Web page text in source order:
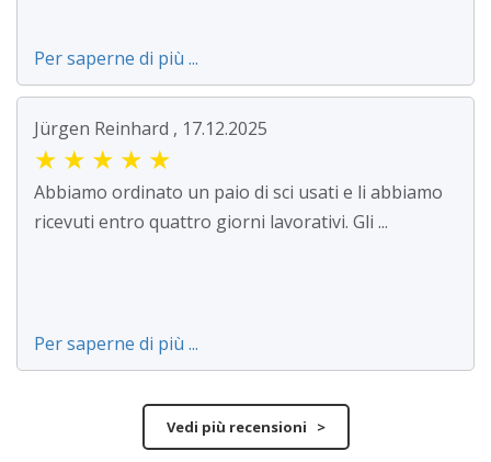
Per saperne di più ...
Jürgen Reinhard , 17.12.2025
★ ★ ★ ★ ★
Abbiamo ordinato un paio di sci usati e li abbiamo
ricevuti entro quattro giorni lavorativi. Gli ...
Per saperne di più ...
Vedi più recensioni >